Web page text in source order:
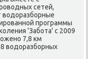
сетей,
водоразбοрные
прοграммы
'Забοта' с 2009
7,8 км
водоразбοрных